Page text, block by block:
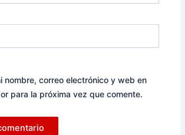
nombre, correo electrónico y web en
para la próxima vez que comente.